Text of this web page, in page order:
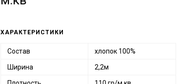
ХАРАКТЕРИСТИКИ
Состав хлопок 100%
Ширина 2,2м